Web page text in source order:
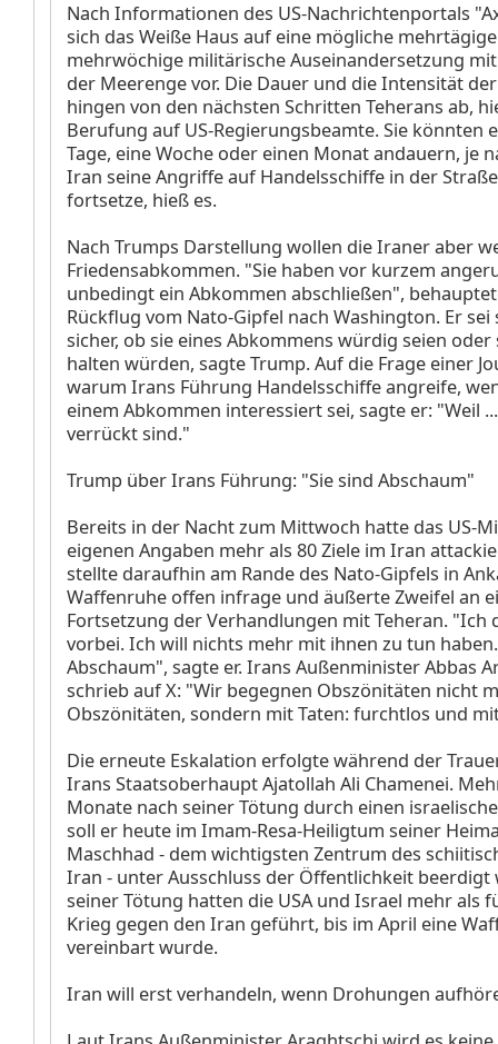
Nach Informationen des US-Nachrichtenportals
sich das Weiße Haus auf eine mögliche
mehrwöchige militärische Auseinandersetzung
der Meerenge vor. Die Dauer und die Intensität
hingen von den nächsten Schritten Teherans ab,
Berufung auf US-Regierungsbeamte. Sie könnten
Tage, eine Woche oder einen Monat andauern, je
Iran seine Angriffe auf Handelsschiffe in der
fortsetze, hieß es.
Nach Trumps Darstellung wollen die Iraner aber
Friedensabkommen. "Sie haben vor kurzem
unbedingt ein Abkommen abschließen",
Rückflug vom Nato-Gipfel nach Washington. Er
sicher, ob sie eines Abkommens würdig seien oder
halten würden, sagte Trump. Auf die Frage einer
warum Irans Führung Handelsschiffe angreife,
einem Abkommen interessiert sei, sagte er: "Weil
verrückt sind."
Trump über Irans Führung: "Sie sind Abschaum"
Bereits in der Nacht zum Mittwoch hatte das US-
eigenen Angaben mehr als 80 Ziele im Iran
stellte daraufhin am Rande des Nato-Gipfels in
Waffenruhe offen infrage und äußerte Zweifel an
Fortsetzung der Verhandlungen mit Teheran. "Ich
vorbei. Ich will nichts mehr mit ihnen zu tun
Abschaum", sagte er. Irans Außenminister Abbas
schrieb auf X: "Wir begegnen Obszönitäten nicht
Obszönitäten, sondern mit Taten: furchtlos und
Die erneute Eskalation erfolgte während der
Irans Staatsoberhaupt Ajatollah Ali Chamenei.
Monate nach seiner Tötung durch einen
soll er heute im Imam-Resa-Heiligtum seiner
Maschhad - dem wichtigsten Zentrum des
Iran - unter Ausschluss der Öffentlichkeit beerdigt
seiner Tötung hatten die USA und Israel mehr als
Krieg gegen den Iran geführt, bis im April eine
vereinbart wurde.
Iran will erst verhandeln, wenn Drohungen